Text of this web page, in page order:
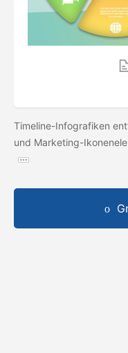
Timeline-Infografiken
und Marketing-